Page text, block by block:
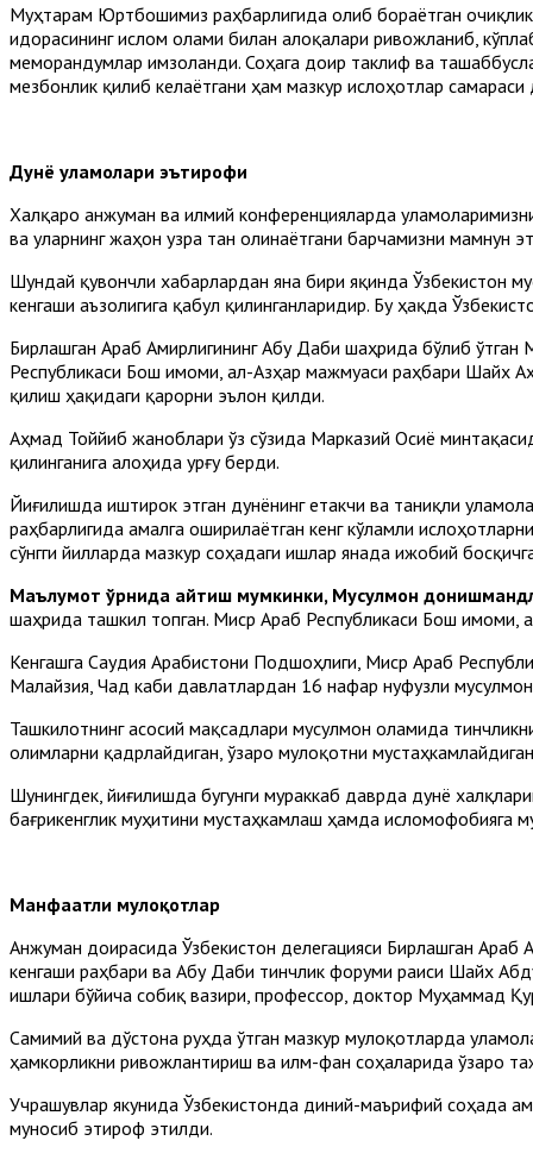
Муҳтарам Юртбошимиз раҳбарлигида олиб бораётган
идорасининг ислом олами билан алоқалари ривожланиб,
меморандумлар имзоланди. Соҳага доир таклиф ва
мезбонлик қилиб келаётгани ҳам мазкур ислоҳотлар
Дунё уламолари эътирофи
Халқаро анжуман ва илмий конференцияларда
ва уларнинг жаҳон узра тан олинаётгани барчамизни мамнун
Шундай қувончли хабарлардан яна бири яқинда Ўзбекистон
кенгаши аъзолигига қабул қилинганларидир. Бу ҳақда
Бирлашган Араб Амирлигининг Абу Даби шаҳрида бўлиб
Республикаси Бош имоми, ал-Азҳар мажмуаси раҳбари Шайх
қилиш ҳақидаги қарорни эълон қилди.
Аҳмад Тоййиб жаноблари ўз сўзида Марказий Осиё
қилинганига алоҳида урғу берди.
Йиғилишда иштирок этган дунёнинг етакчи ва таниқли
раҳбарлигида амалга оширилаётган кенг кўламли
сўнгги йилларда мазкур соҳадаги ишлар янада ижобий
Маълумот ўрнида айтиш мумкинки, Мусулмон
шаҳрида ташкил топган. Миср Араб Республикаси Бош
Кенгашга Саудия Арабистони Подшоҳлиги, Миср Араб
Малайзия, Чад каби давлатлардан 16 нафар нуфузли
Ташкилотнинг асосий мақсадлари мусулмон оламида
олимларни қадрлайдиган, ўзаро мулоқотни
Шунингдек, йиғилишда бугунги мураккаб даврда дунё
бағрикенглик муҳитини мустаҳкамлаш ҳамда исломофобияга
Манфаатли мулоқотлар
Анжуман доирасида Ўзбекистон делегацияси Бирлашган
кенгаши раҳбари ва Абу Даби тинчлик форуми раиси Шайх
ишлари бўйича собиқ вазири, профессор, доктор Муҳаммад
Самимий ва дўстона руҳда ўтган мазкур мулоқотларда
ҳамкорликни ривожлантириш ва илм-фан соҳаларида ўзаро
Учрашувлар якунида Ўзбекистонда диний-маърифий соҳада
муносиб этироф этилди.